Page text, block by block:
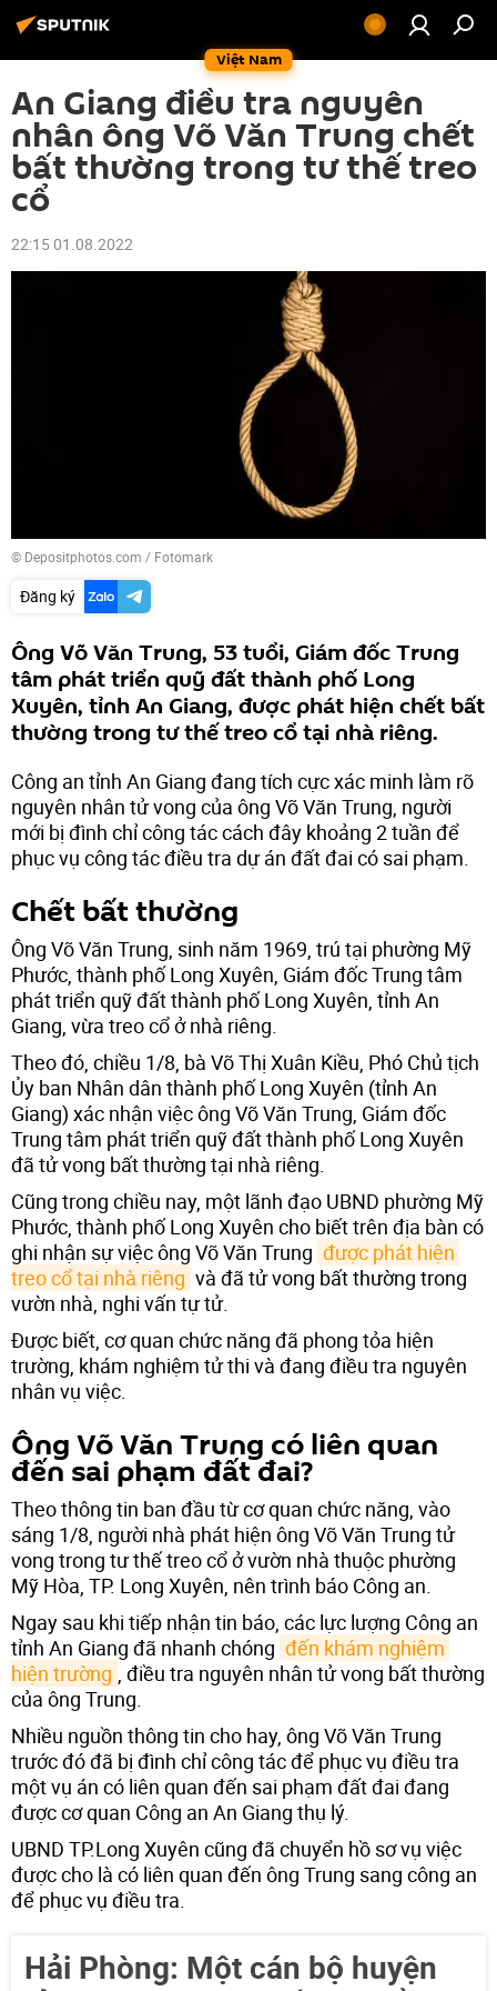
Việt Nam
An Giang điều tra nguyên
nhân ông Võ Văn Trung chết
bất thường trong tư thế treo
cổ
22:15 01.08.2022
© Depositphotos.com / Fotomark
Đăng ký
Ông Võ Văn Trung, 53 tuổi, Giám đốc Trung
tâm phát triển quỹ đất thành phố Long
Xuyên, tỉnh An Giang, được phát hiện chết bất
thường trong tư thế treo cổ tại nhà riêng.
Công an tỉnh An Giang đang tích cực xác minh làm rõ
nguyên nhân tử vong của ông Võ Văn Trung, người
mới bị đình chỉ công tác cách đây khoảng 2 tuần để
phục vụ công tác điều tra dự án đất đai có sai phạm.
Chết bất thường
Ông Võ Văn Trung, sinh năm 1969, trú tại phường Mỹ
Phước, thành phố Long Xuyên, Giám đốc Trung tâm
phát triển quỹ đất thành phố Long Xuyên, tỉnh An
Giang, vừa treo cổ ở nhà riêng.
Theo đó, chiều 1/8, bà Võ Thị Xuân Kiều, Phó Chủ tịch
Ủy ban Nhân dân thành phố Long Xuyên (tỉnh An
Giang) xác nhận việc ông Võ Văn Trung, Giám đốc
Trung tâm phát triển quỹ đất thành phố Long Xuyên
đã tử vong bất thường tại nhà riêng.
Cũng trong chiều nay, một lãnh đạo UBND phường Mỹ
Phước, thành phố Long Xuyên cho biết trên địa bàn có
ghi nhận sự việc ông Võ Văn Trung được phát hiện
treo cổ tại nhà riêng và đã tử vong bất thường trong
vườn nhà, nghi vấn tự tử.
Được biết, cơ quan chức năng đã phong tỏa hiện
trường, khám nghiệm tử thi và đang điều tra nguyên
nhân vụ việc.
Ông Võ Văn Trung có liên quan
đến sai phạm đất đai?
Theo thông tin ban đầu từ cơ quan chức năng, vào
sáng 1/8, người nhà phát hiện ông Võ Văn Trung tử
vong trong tư thế treo cổ ở vườn nhà thuộc phường
Mỹ Hòa, TP. Long Xuyên, nên trình báo Công an.
Ngay sau khi tiếp nhận tin báo, các lực lượng Công an
tỉnh An Giang đã nhanh chóng đến khám nghiệm
hiện trường , điều tra nguyên nhân tử vong bất thường
của ông Trung.
Nhiều nguồn thông tin cho hay, ông Võ Văn Trung
trước đó đã bị đình chỉ công tác để phục vụ điều tra
một vụ án có liên quan đến sai phạm đất đai đang
được cơ quan Công an An Giang thụ lý.
UBND TP.Long Xuyên cũng đã chuyển hồ sơ vụ việc
được cho là có liên quan đến ông Trung sang công an
để phục vụ điều tra.
Hải Phòng: Một cán bộ huyện